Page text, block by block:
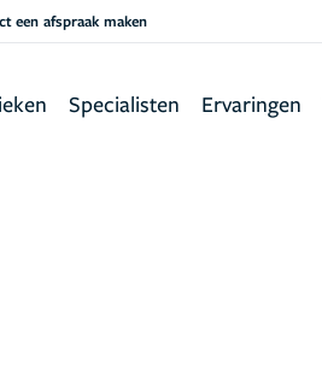
een afspraak maken
Specialisten Ervaringen